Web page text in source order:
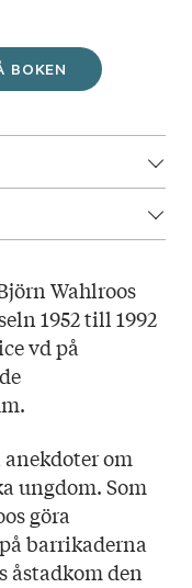
BOKEN
Wahlroos
1952 till 1992
vd på
om
ungdom. Som
göra
barrikaderna
åstadkom den